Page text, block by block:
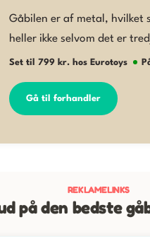
Gåbilen er af metal, hvilket
heller ikke selvom det er
Set til 799 kr. hos Eurotoys
Gå til forhandler
på den bedste